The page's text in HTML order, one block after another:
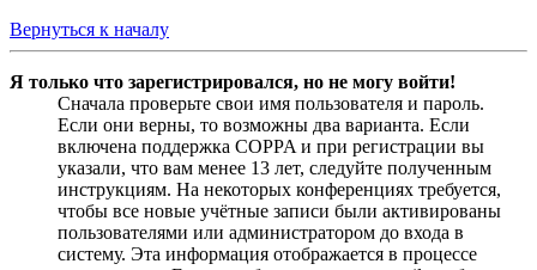
Вернуться к началу
Я только что зарегистрировался, но не могу войти!
Сначала проверьте свои имя пользователя и пароль.
Если они верны, то возможны два варианта. Если
включена поддержка COPPA и при регистрации вы
указали, что вам менее 13 лет, следуйте полученным
инструкциям. На некоторых конференциях требуется,
чтобы все новые учётные записи были активированы
пользователями или администратором до входа в
систему. Эта информация отображается в процессе